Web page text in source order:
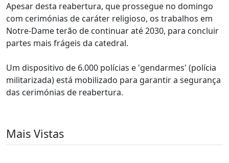
Apesar desta reabertura, que prossegue no domingo
com cerimónias de caráter religioso, os trabalhos em
Notre-Dame terão de continuar até 2030, para concluir
partes mais frágeis da catedral.
Um dispositivo de 6.000 polícias e 'gendarmes' (polícia
militarizada) está mobilizado para garantir a segurança
das cerimónias de reabertura.
Mais Vistas